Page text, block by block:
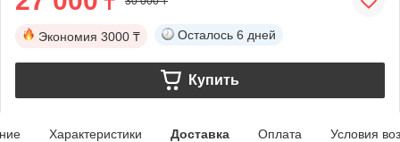
Экономия 3000 ₸ Осталось 6 дней
Купить
Характеристики Доставка Оплата Условия